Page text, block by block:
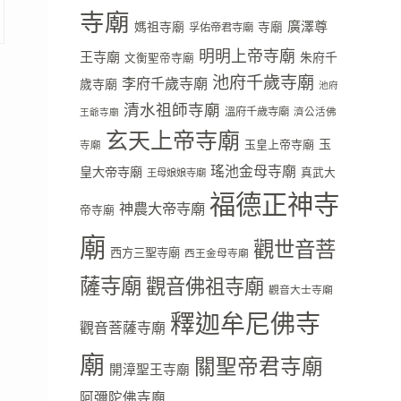
寺廟 媽祖寺廟 孚佑帝君寺廟 寺廟 廣澤尊
王寺廟 文衡聖帝寺廟 明明上帝寺廟 朱府千
歲寺廟 李府千歲寺廟 池府千歲寺廟 池府
王爺寺廟 清水祖師寺廟 溫府千歲寺廟 濟公活佛
寺廟 玄天上帝寺廟 玉皇上帝寺廟 玉
皇大帝寺廟 王母娘娘寺廟 瑤池金母寺廟 真武大
帝寺廟 神農大帝寺廟 福德正神寺
廟 西方三聖寺廟 西王金母寺廟 觀世音菩
薩寺廟觀音佛祖寺廟 觀音大士寺廟
觀音菩薩寺廟 釋迦牟尼佛寺
廟 開漳聖王寺廟 關聖帝君寺廟